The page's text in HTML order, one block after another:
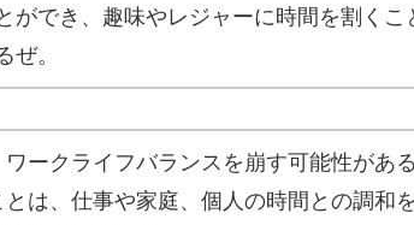
ができ、趣味やレジャーに時間を割く
ぜ。
ークライフバランスを崩す可能性がある
は、仕事や家庭、個人の時間との調和